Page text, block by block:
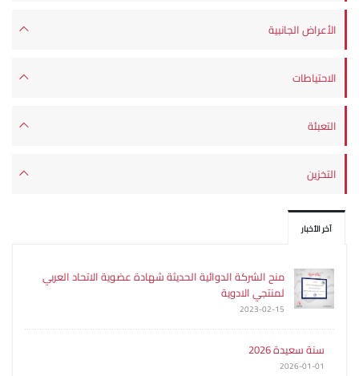
آخر الأخبار
منح الشركة الدوائية الحديثة شهادة عضوية الاتحاد العربي
لمنتجي الادوية
2023-02-15
سنة سعيدة 2026
2026-01-01
الأعراض الجانبية
الاحتياطات
التعبئة
التخزين